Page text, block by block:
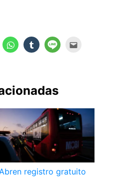
Abren registro gratuito